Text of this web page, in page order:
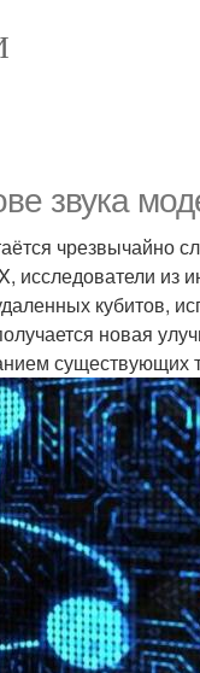
звука
чрезвычайно
из
кубитов,
новая
существующих